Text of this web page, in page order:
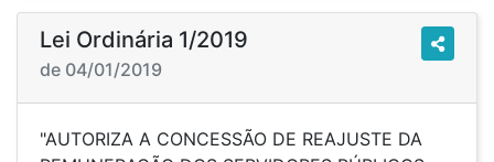
Lei Ordinária 1/2019
de 04/01/2019
"AUTORIZA A CONCESSÃO DE REAJUSTE DA